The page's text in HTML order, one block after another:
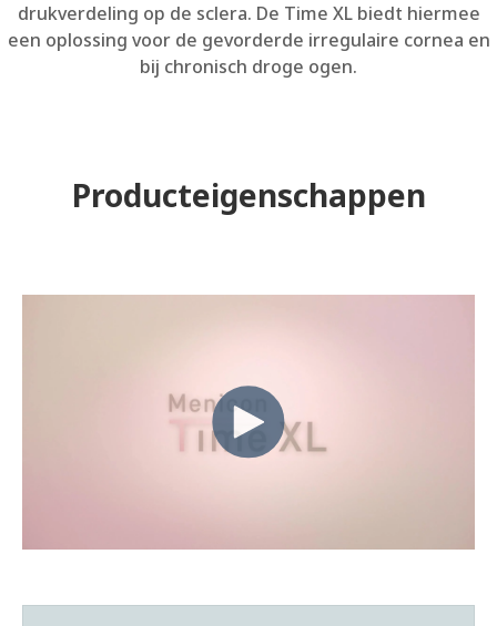
drukverdeling op de sclera. De Time XL biedt hiermee
een oplossing voor de gevorderde irregulaire cornea en
bij chronisch droge ogen.
Producteigenschappen